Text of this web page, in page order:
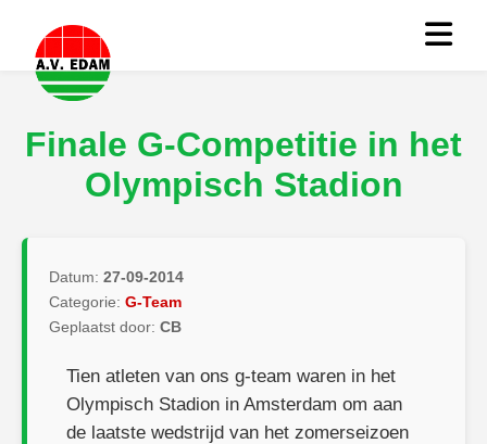
Finale G-Competitie in het
Olympisch Stadion
Datum: 27-09-2014
Categorie: G-Team
Geplaatst door: CB
Tien atleten van ons g-team waren in het
Olympisch Stadion in Amsterdam om aan
de laatste wedstrijd van het zomerseizoen